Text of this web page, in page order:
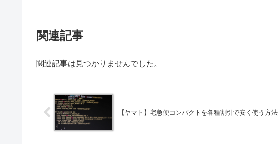
関連記事
関連記事は見つかりませんでした。
【ヤマト】宅急便コンパクトを各種割引で安く使う方法